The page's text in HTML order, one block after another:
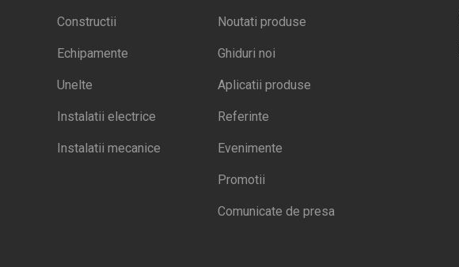
Constructii
Echipamente
Unelte
Instalatii electrice
Instalatii mecanice
Noutati produse
Ghiduri noi
Aplicatii produse
Referinte
Evenimente
Promotii
Comunicate de presa